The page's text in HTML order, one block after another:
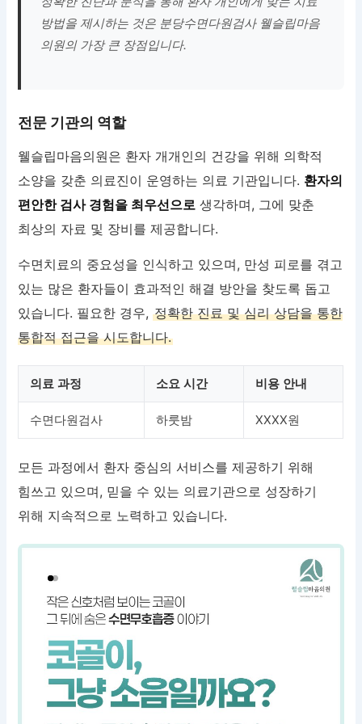
방법을 제시하는 것은 분당수면다원검사 웰슬립마음
의원의 가장 큰 장점입니다.
전문 기관의 역할
웰슬립마음의원은 환자 개개인의 건강을 위해 의학적
소양을 갖춘 의료진이 운영하는 의료 기관입니다. 환자의
편안한 검사 경험을 최우선으로 생각하며, 그에 맞춘
최상의 자료 및 장비를 제공합니다.
수면치료의 중요성을 인식하고 있으며, 만성 피로를 겪고
있는 많은 환자들이 효과적인 해결 방안을 찾도록 돕고
있습니다. 필요한 경우,정확한 진료 및 심리 상담을 통한
통합적 접근을 시도합니다.
의료 과정 소요 시간 비용 안내
수면다원검사 하룻밤 XXXX원
모든 과정에서 환자 중심의 서비스를 제공하기 위해
힘쓰고 있으며, 믿을 수 있는 의료기관으로 성장하기
위해 지속적으로 노력하고 있습니다.